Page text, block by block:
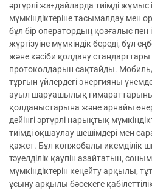
әртүрлі жағдайларда тиімді жұмыс
мүмкіндіктеріне тасымалдау мен
бұл бір оператордың қозғалыс пен
жүргізуіне мүмкіндік береді, бұл
және кәсіби қолдану стандарттары
протоколдарын сақтайды.
тұрғын үйлердегі энергияны
ауыл шаруашылық
қолданыстарына және арнайы
дейінгі әртүрлі нарықтық
тиімді оқшаулау шешімдері мен
қажет. Бұл көпжобалы икемділік
тәуелділік қаупін азайтатын,
мүмкіндіктерін кеңейту арқылы,
ұсыну арқылы бәсекеге